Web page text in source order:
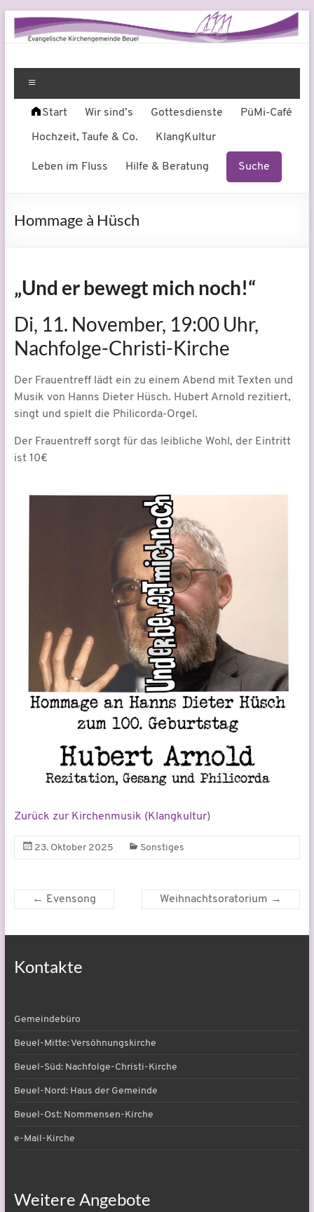
Zum
Inhalt
springen
Evangelische
Kirchengemeinde
Beuel
am
Start Wir sind’s Gottesdienste PüMi-Café
Hochzeit, Taufe & Co. KlangKultur
Leben im Fluss Hilfe & Beratung Suche
Hommage à Hüsch
„Und er bewegt mich noch!“
Di, 11. November, 19:00 Uhr,
Nachfolge-Christi-Kirche
Der Frauentreff lädt ein zu einem Abend mit Texten und
Musik von Hanns Dieter Hüsch. Hubert Arnold rezitiert,
singt und spielt die Philicorda-Orgel.
Der Frauentreff sorgt für das leibliche Wohl, der Eintritt
ist 10€
Zurück zur Kirchenmusik (Klangkultur)
23. Oktober 2025 Sonstiges
← Evensong Weihnachtsoratorium →
Kontakte
Gemeindebüro
Beuel-Mitte: Versöhnungskirche
Beuel-Süd: Nachfolge-Christi-Kirche
Beuel-Nord: Haus der Gemeinde
Beuel-Ost: Nommensen-Kirche
e-Mail-Kirche
Weitere Angebote